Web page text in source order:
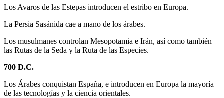
Los Avaros de las Estepas introducen el estribo en Europa.
La Persia Sasánida cae a mano de los árabes.
Los musulmanes controlan Mesopotamia e Irán, así como también
las Rutas de la Seda y la Ruta de las Especies.
700 D.C.
Los Árabes conquistan España, e introducen en Europa la mayoría
de las tecnologías y la ciencia orientales.